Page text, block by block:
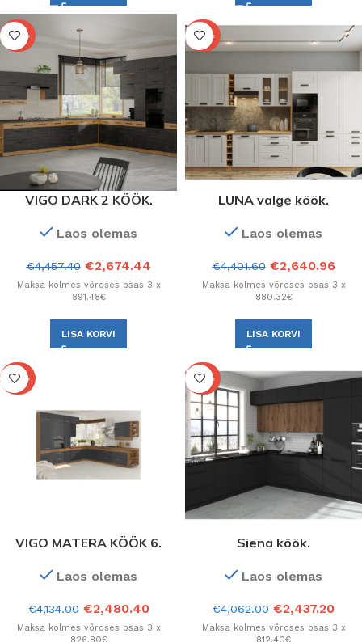
-40%
VIGO DARK 2 KÖÖK.
Laos olemas
€4,457.40 €2,674.44
Maksa kolmes võrdses osas 3 x
891.48€
LISA KORVI
-40%
LUNA valge köök.
Laos olemas
€4,401.60 €2,640.96
Maksa kolmes võrdses osas 3 x
880.32€
LISA KORVI
-40%
VIGO MATERA KÖÖK 6.
Laos olemas
€4,134.00 €2,480.40
Maksa kolmes võrdses osas 3 x
-40%
Siena köök.
Laos olemas
€4,062.00 €2,437.20
Maksa kolmes võrdses osas 3 x